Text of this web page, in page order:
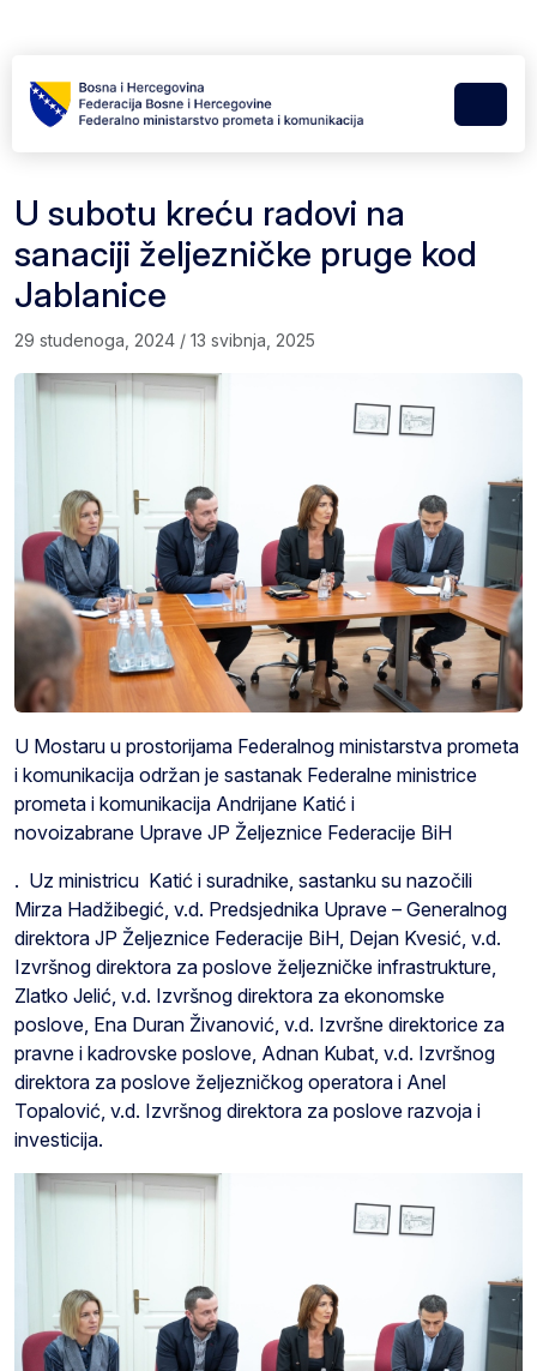
Menu
U subotu kreću radovi na
sanaciji željezničke pruge kod
Jablanice
29 studenoga, 2024 / 13 svibnja, 2025
U Mostaru u prostorijama Federalnog ministarstva prometa
i komunikacija održan je sastanak Federalne ministrice
prometa i komunikacija Andrijane Katić i
novoizabrane Uprave JP Željeznice Federacije BiH
. Uz ministricu Katić i suradnike, sastanku su nazočili
Mirza Hadžibegić, v.d. Predsjednika Uprave – Generalnog
direktora JP Željeznice Federacije BiH, Dejan Kvesić, v.d.
Izvršnog direktora za poslove željezničke infrastrukture,
Zlatko Jelić, v.d. Izvršnog direktora za ekonomske
poslove, Ena Duran Živanović, v.d. Izvršne direktorice za
pravne i kadrovske poslove, Adnan Kubat, v.d. Izvršnog
direktora za poslove željezničkog operatora i Anel
Topalović, v.d. Izvršnog direktora za poslove razvoja i
investicija.